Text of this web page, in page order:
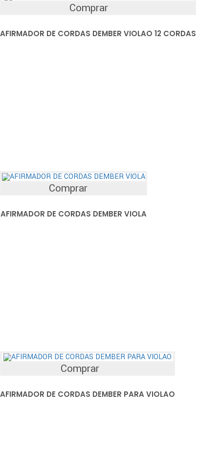
Comprar
AFIRMADOR DE CORDAS DEMBER VIOLAO 12 CORDAS
Comprar
AFIRMADOR DE CORDAS DEMBER VIOLA
Comprar
AFIRMADOR DE CORDAS DEMBER PARA VIOLAO